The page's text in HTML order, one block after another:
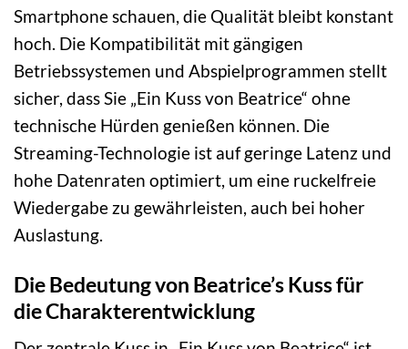
Smartphone schauen, die Qualität bleibt konstant
hoch. Die Kompatibilität mit gängigen
Betriebssystemen und Abspielprogrammen stellt
sicher, dass Sie „Ein Kuss von Beatrice“ ohne
technische Hürden genießen können. Die
Streaming-Technologie ist auf geringe Latenz und
hohe Datenraten optimiert, um eine ruckelfreie
Wiedergabe zu gewährleisten, auch bei hoher
Auslastung.
Die Bedeutung von Beatrice’s Kuss für
die Charakterentwicklung